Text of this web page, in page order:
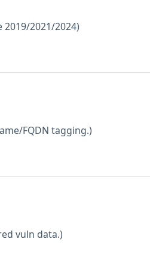
2021/2024)
FQDN tagging.)
vuln data.)